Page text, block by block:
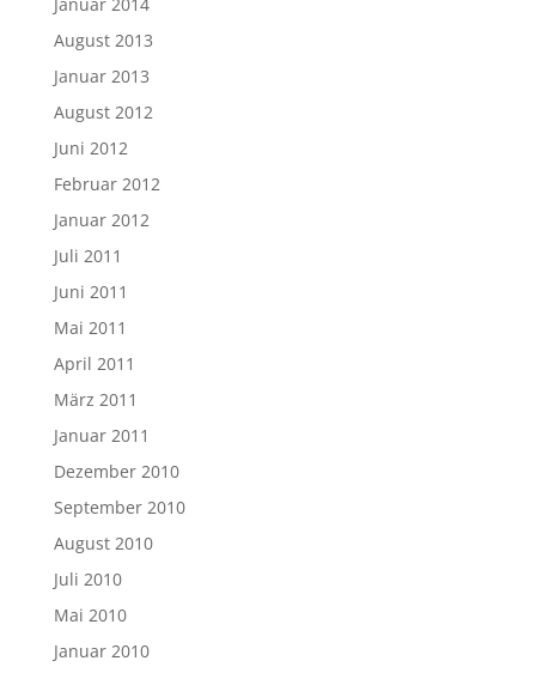
August 2013
Januar 2013
August 2012
Juni 2012
Februar 2012
Januar 2012
Juli 2011
Juni 2011
Mai 2011
April 2011
März 2011
Januar 2011
Dezember 2010
September 2010
August 2010
Juli 2010
Mai 2010
Januar 2010